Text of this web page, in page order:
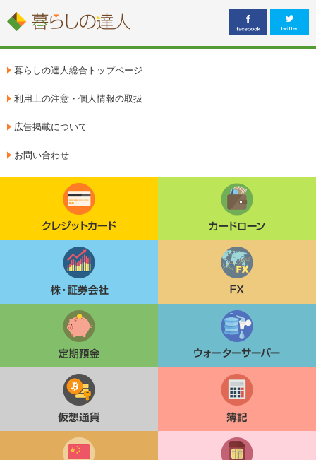
暮らしの達人総合トップページ
利用上の注意・個人情報の取扱
広告掲載について
お問い合わせ
クレジットカード カードローン
株・証券会社 FX
定期貯金 ウォーターサーバー
仮想通貨 簿記
中国語検定 格安SIM